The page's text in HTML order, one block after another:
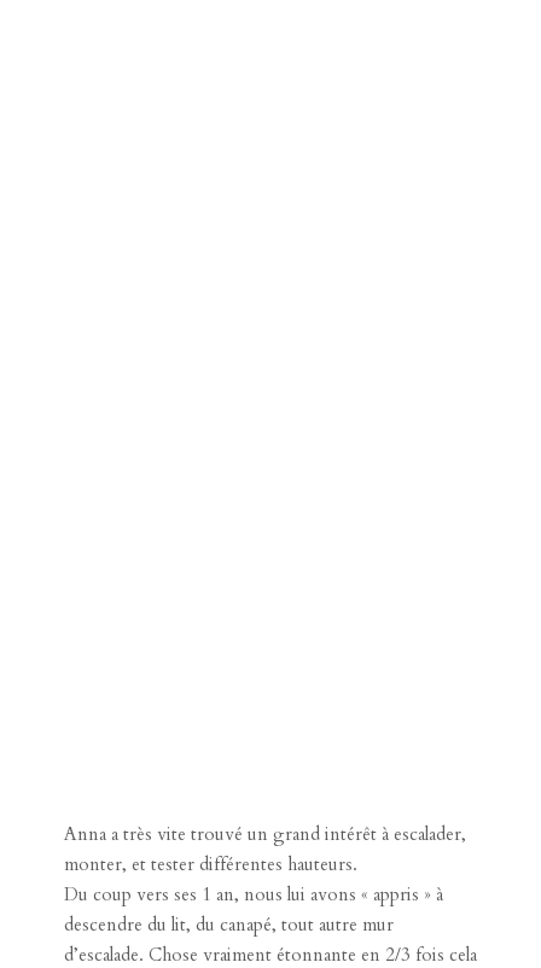
Anna a très vite trouvé un grand intérêt à escalader,
monter, et tester différentes hauteurs.
Du coup vers ses 1 an, nous lui avons « appris » à
descendre du lit, du canapé, tout autre mur
d’escalade. Chose vraiment étonnante en 2/3 fois cela